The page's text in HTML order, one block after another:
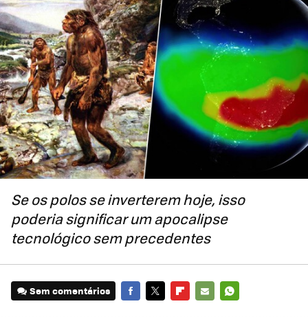
Se os polos se inverterem hoje, isso
poderia significar um apocalipse
tecnológico sem precedentes
Sem comentários